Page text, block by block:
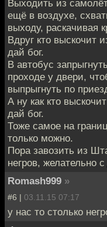
Выходить из
ещё в воздухе,
выходу, раскачивая
Вдруг кто выскочит
дай бог.
В автобус
проходе у двери,
выпрыгнуть по
А ну как кто
дай бог.
Тоже самое на
только можно.
Пора завозить из
негров, желательно
Romash999 »
#6 | 03.11.15 07:17
у нас то столько